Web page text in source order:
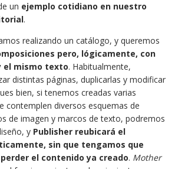
un ejemplo cotidiano en nuestro
.
realizando un catálogo, y queremos
pero, lógicamente, con
el mismo texto. Habitualmente,
distintas páginas, duplicarlas y modificar
bien, si tenemos creadas varias
contemplen diversos esquemas de
de imagen y marcos de texto, podremos
y Publisher reubicará el
sin que tengamos que
el contenido ya creado. Mother